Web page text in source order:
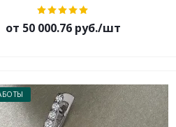
от 50 000.76 руб./шт